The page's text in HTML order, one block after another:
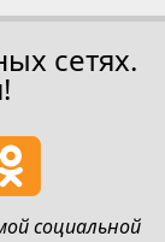
сетях.
социальной